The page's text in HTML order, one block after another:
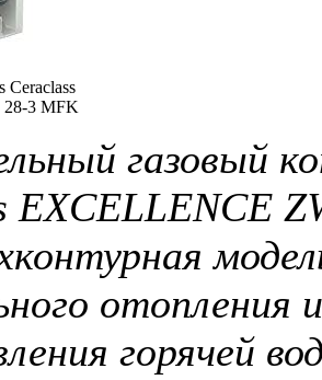
Ceraclass
3 MFK
газовый
EXCELLENCE
отопления и
горячей